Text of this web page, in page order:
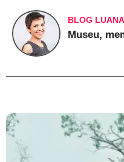
BLOG
Museu,